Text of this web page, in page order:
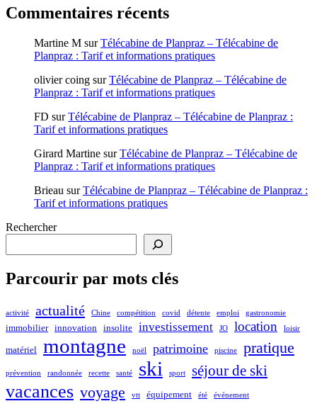
Commentaires récents
Martine M surTélécabine de Planpraz – Télécabine de
Planpraz : Tarif et informations pratiques
olivier coing surTélécabine de Planpraz – Télécabine de
Planpraz : Tarif et informations pratiques
FD surTélécabine de Planpraz – Télécabine de Planpraz :
Tarif et informations pratiques
Girard Martine surTélécabine de Planpraz – Télécabine de
Planpraz : Tarif et informations pratiques
Brieau surTélécabine de Planpraz – Télécabine de Planpraz :
Tarif et informations pratiques
Rechercher
Parcourir par mots clés
activité actualité Chine compétition covid détente emploi gastronomie
immobilier innovation insolite investissement JO location loisir
matériel montagne noël patrimoine piscine pratique
prévention randonnée recette santé ski sport séjour de ski
vacances voyage vtt équipement été événement